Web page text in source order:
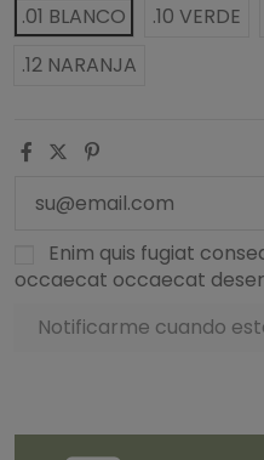
.01 BLANCO
.10 VERDE
.12 NARANJA
Enim quis fugiat
occaecat occaecat